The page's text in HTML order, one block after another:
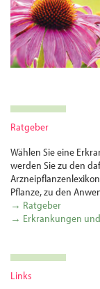
Ratgeber
Wählen Sie eine
werden Sie zu den
Pflanze, zu den
→ Ratgeber
→ Erkrankungen
Links